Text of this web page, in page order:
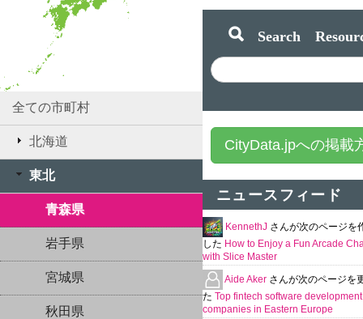
全ての市町村
北海道
東北
青森県
岩手県
宮城県
秋田県
Search
CityData.jpへの掲載
ニュースフィード
KennethJ さんが次のページを
した How to Enjoy a Fun Arcade
with Slice Master
Aide Aker さんが次のページを
た Top fintech software development
companies in Eastern Europe